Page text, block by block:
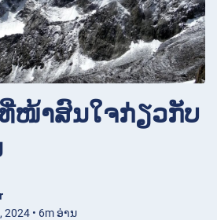
ທີ່ໜ້າສົນໃຈກ່ຽວກັບ
• 6m ອ່ານ